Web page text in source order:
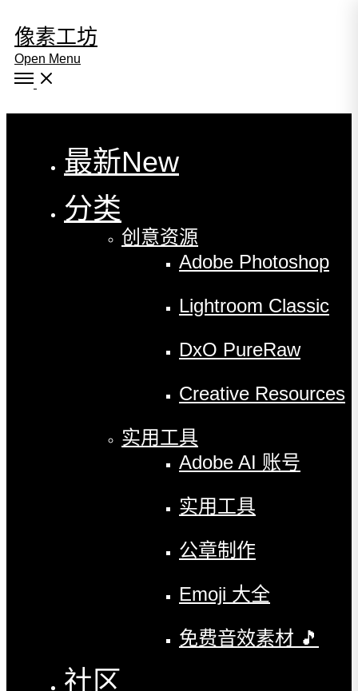
像素工坊
Open Menu
最新New
分类
创意资源
Adobe Photoshop
Lightroom Classic
DxO PureRaw
Creative Resources
实用工具
Adobe AI 账号
实用工具
公章制作
Emoji 大全
免费音效素材 🎵
社区